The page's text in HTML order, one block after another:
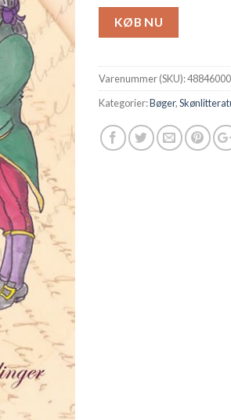
KØB NU
Varenummer (SKU):
Kategorier:Bøger,